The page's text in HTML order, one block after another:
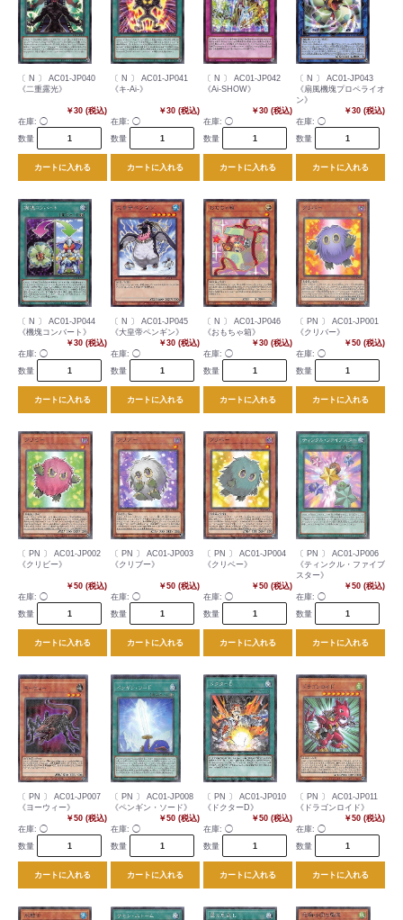
〔 N 〕 AC01-JP040
《二重露光》
￥30 (税込)
在庫: ◯
数量
カートに入れる
〔 N 〕 AC01-JP041
《キ-Ai-》
￥30 (税込)
在庫: ◯
数量
カートに入れる
〔 N 〕 AC01-JP042
《Ai-SHOW》
￥30 (税込)
在庫: ◯
数量
カートに入れる
〔 N 〕 AC01-JP043
《扇風機塊プロペライオ
ン》
￥30 (税込)
在庫: ◯
数量
カートに入れる
〔 N 〕 AC01-JP044
《機塊コンバート》
￥30 (税込)
在庫: ◯
数量
カートに入れる
〔 N 〕 AC01-JP045
《大皇帝ペンギン》
￥30 (税込)
在庫: ◯
数量
カートに入れる
〔 N 〕 AC01-JP046
《おもちゃ箱》
￥30 (税込)
在庫: ◯
数量
カートに入れる
〔 PN 〕 AC01-JP001
《クリバー》
￥50 (税込)
在庫: ◯
数量
カートに入れる
〔 PN 〕 AC01-JP002
《クリビー》
￥50 (税込)
在庫: ◯
数量
カートに入れる
〔 PN 〕 AC01-JP003
《クリブー》
￥50 (税込)
在庫: ◯
数量
カートに入れる
〔 PN 〕 AC01-JP004
《クリベー》
￥50 (税込)
在庫: ◯
数量
カートに入れる
〔 PN 〕 AC01-JP006
《ティンクル・ファイブ
スター》
￥50 (税込)
在庫: ◯
数量
カートに入れる
〔 PN 〕 AC01-JP007
《ヨーウィー》
￥50 (税込)
在庫: ◯
数量
カートに入れる
〔 PN 〕 AC01-JP008
《ペンギン・ソード》
￥50 (税込)
在庫: ◯
数量
カートに入れる
〔 PN 〕 AC01-JP010
《ドクターD》
￥50 (税込)
在庫: ◯
数量
カートに入れる
〔 PN 〕 AC01-JP011
《ドラゴンロイド》
￥50 (税込)
在庫: ◯
数量
カートに入れる